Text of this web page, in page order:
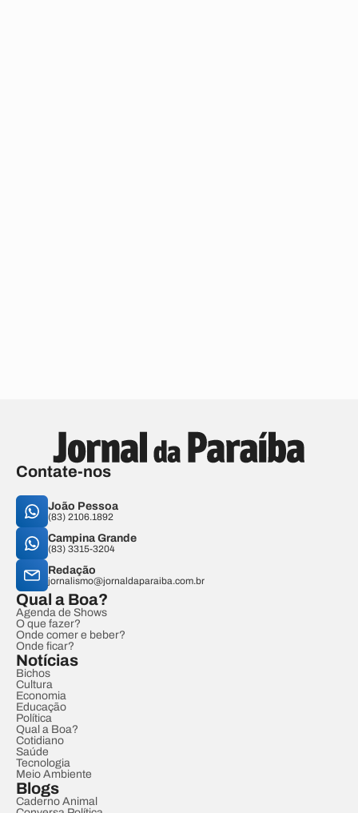
Contate-nos
João Pessoa
(83) 2106.1892
Campina Grande
(83) 3315-3204
Redação
jornalismo@jornaldaparaiba.com.br
Qual a Boa?
Agenda de Shows
O que fazer?
Onde comer e beber?
Onde ficar?
Notícias
Bichos
Cultura
Economia
Educação
Política
Qual a Boa?
Cotidiano
Saúde
Tecnologia
Meio Ambiente
Blogs
Caderno Animal